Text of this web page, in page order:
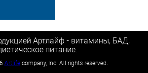
Артлайф - витамины, БАД,
питание.
Artlifecompany, Inc. All rights reserved.